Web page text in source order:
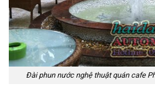
Đài phun nước nghệ thuật quán cafe